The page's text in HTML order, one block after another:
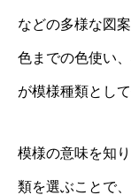
などの多様な図
色までの色使い
が模様種類とし
模様の意味を知
類を選ぶことで